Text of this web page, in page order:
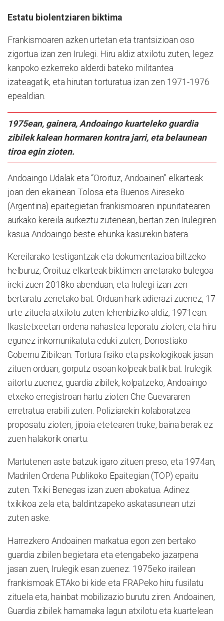
Estatu biolentziaren biktima
Frankismoaren azken urtetan eta trantsizioan oso
zigortua izan zen Irulegi. Hiru aldiz atxilotu zuten, legez
kanpoko ezkerreko alderdi bateko militantea
izateagatik, eta hirutan torturatua izan zen 1971-1976
epealdian.
1975ean, gainera, Andoaingo kuarteleko guardia
zibilek kalean hormaren kontra jarri, eta belaunean
tiroa egin zioten.
Andoaingo Udalak eta “Oroituz, Andoainen” elkarteak
joan den ekainean Tolosa eta Buenos Aireseko
(Argentina) epaitegietan frankismoaren inpunitatearen
aurkako kereila aurkeztu zutenean, bertan zen Irulegiren
kasua Andoaingo beste ehunka kasurekin batera.
Kereilarako testigantzak eta dokumentazioa biltzeko
helburuz, Oroituz elkarteak biktimen arretarako bulegoa
ireki zuen 2018ko abenduan, eta Irulegi izan zen
bertaratu zenetako bat. Orduan hark adierazi zuenez, 17
urte zituela atxilotu zuten lehenbiziko aldiz, 1971ean.
Ikastetxeetan ordena nahastea leporatu zioten, eta hiru
egunez inkomunikatuta eduki zuten, Donostiako
Gobernu Zibilean. Tortura fisiko eta psikologikoak jasan
zituen orduan, gorputz osoan kolpeak batik bat. Irulegik
aitortu zuenez, guardia zibilek, kolpatzeko, Andoaingo
etxeko erregistroan hartu zioten Che Guevararen
erretratua erabili zuten. Poliziarekin kolaboratzea
proposatu zioten, jipoia etetearen truke, baina berak ez
zuen halakorik onartu.
Martutenen aste batzuk igaro zituen preso, eta 1974an,
Madrilen Ordena Publikoko Epaitegian (TOP) epaitu
zuten. Txiki Benegas izan zuen abokatua. Adinez
txikikoa zela eta, baldintzapeko askatasunean utzi
zuten aske.
Harrezkero Andoainen markatua egon zen bertako
guardia zibilen begietara eta etengabeko jazarpena
jasan zuen, Irulegik esan zuenez. 1975eko irailean
frankismoak ETAko bi kide eta FRAPeko hiru fusilatu
zituela eta, hainbat mobilizazio burutu ziren. Andoainen,
Guardia zibilek hamarnaka lagun atxilotu eta kuartelean